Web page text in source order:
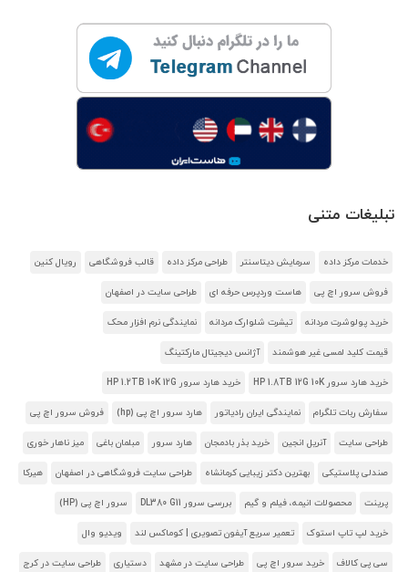
تبلیغات متنی
خدمات مرکز داده سرمایش دیتاسنتر طراحی مرکز داده قالب فروشگاهی رویال کنین
فروش سرور اچ پی هاست وردپرس حرفه ای طراحی سایت در اصفهان
خرید پولوشرت مردانه تیشرت شلوارک مردانه نمایندگی نرم افزار محک
قیمت کلید لمسی غیر هوشمند آژانس دیجیتال مارکتینگ
خرید هارد سرور HP 1.8TB 12G 10K خرید هارد سرور HP 1.2TB 10K 12G
سفارش ربات تلگرام نمایندگی ایران رادیاتور هارد سرور اچ پی (hp) فروش سرور اچ پی
طراحی سایت آنریل انجین خرید بذر بادمجان هارد سرور مبلمان باغی میز ناهار خوری
صندلی پلاستیکی بهترین دکتر زیبایی کرمانشاه طراحی سایت فروشگاهی در اصفهان هیرکا
پرینت محصولات انیمه، فیلم و گیم بررسی سرور DL380 G11 سرور اچ پی (HP)
خرید لپ تاپ استوک تعمیر سریع آیفون تصویری | کوماکس لند ویدیو وال
سی پی کالاف خرید سرور اچ پی طراحی سایت در مشهد دستیاری طراحی سایت در کرج